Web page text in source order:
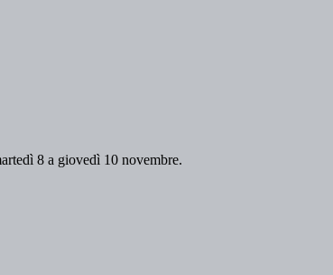
8 a giovedì 10 novembre.